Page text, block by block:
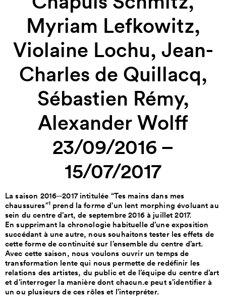
Myriam Lefkowitz,
Violaine Lochu, Jean-
Charles de Quillacq,
Sébastien Rémy,
Alexander Wolff
23/09/2016 –
15/07/2017
La saison 2016─2017 intitulée “Tes mains dans mes
chaussures”1prend la forme d’un lent morphing évoluant au
sein du centre d’art, de septembre 2016 à juillet 2017.
En supprimant la chronologie habituelle d’une exposition
succédant à une autre, nous souhaitons tester les effets de
cette forme de continuité sur l’ensemble du centre d’art.
Avec cette saison, nous voulons ouvrir un temps de
transformation lente qui nous permette de redéfinir les
relations des artistes, du public et de l’équipe du centre d’art
et d’interroger la manière dont chacun.e peut s’identifier à
un ou plusieurs de ces rôles et l’interpréter.